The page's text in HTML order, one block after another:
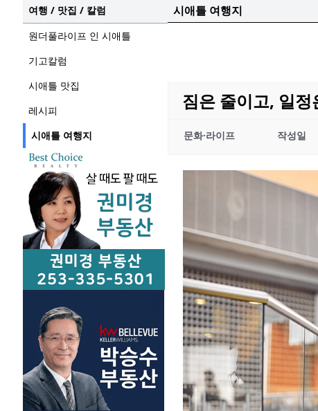
여행 / 맛집 / 칼럼
원더풀라이프 인 시애틀
기고칼럼
시애틀 맛집
레시피
시애틀 여행지
시애틀 여행지
짐은 줄이고, 일
문화·라이프 작성일